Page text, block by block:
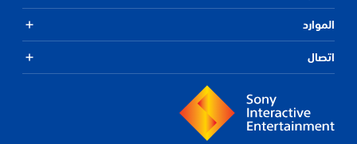
الموارد
اتصال